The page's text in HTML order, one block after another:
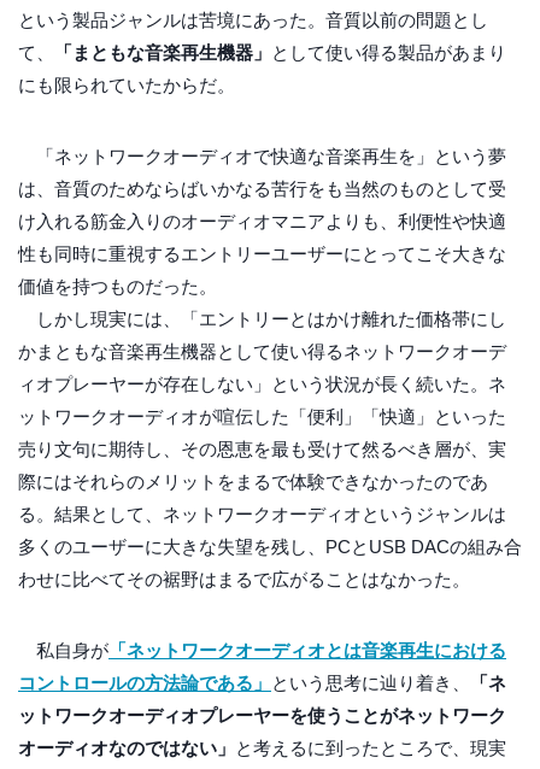
という製品ジャンルは苦境にあった。音質以前の問題とし
て、
「まともな音楽再生機器」 として使い得る製品があまり
にも限られていたからだ。
「ネットワークオーディオで快適な音楽再生を」という夢
は、音質のためならばいかなる苦行をも当然のものとして受
け入れる筋金入りのオーディオマニアよりも、利便性や快適
性も同時に重視するエントリーユーザーにとってこそ大きな
価値を持つものだった。
しかし現実には、「エントリーとはかけ離れた価格帯にし
かまともな音楽再生機器として使い得るネットワークオーデ
ィオプレーヤーが存在しない」という状況が長く続いた。ネ
ットワークオーディオが喧伝した「便利」「快適」といった
売り文句に期待し、その恩恵を最も受けて然るべき層が、実
際にはそれらのメリットをまるで体験できなかったのであ
る。結果として、ネットワークオーディオというジャンルは
多くのユーザーに大きな失望を残し、PCとUSB DACの組み合
わせに比べてその裾野はまるで広がることはなかった。
私自身が 「ネットワークオーディオとは音楽再生における
コントロールの方法論である」 という思考に辿り着き、
「ネ
ットワークオーディオプレーヤーを使うことがネットワーク
オーディオなのではない」 と考えるに到ったところで、現実